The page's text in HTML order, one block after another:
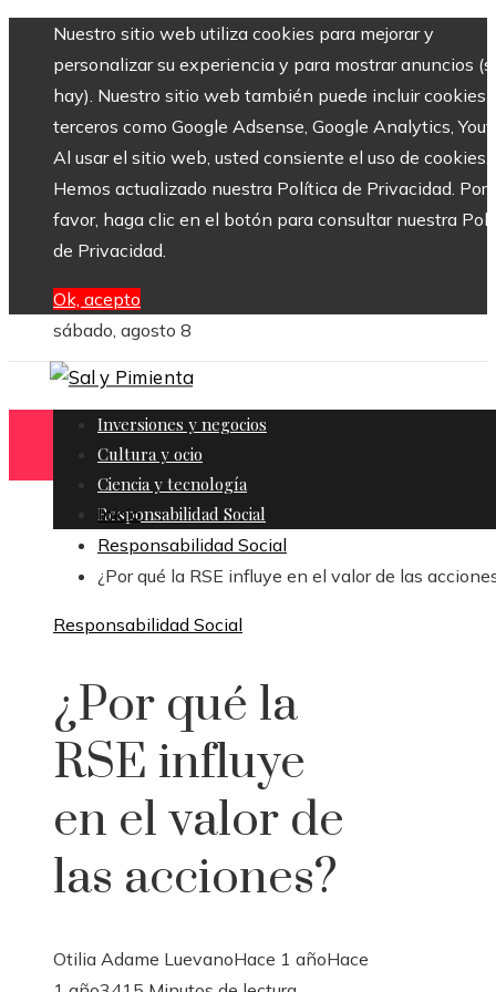
Nuestro sitio web utiliza cookies para mejorar y
personalizar su experiencia y para mostrar anuncios
hay). Nuestro sitio web también puede incluir cookies
terceros como Google Adsense, Google Analytics,
Al usar el sitio web, usted consiente el uso de cookies.
Hemos actualizado nuestra Política de Privacidad. Por
favor, haga clic en el botón para consultar nuestra
de Privacidad.
Ok, acepto
sábado, agosto 8
Inversiones y negocios
Cultura y ocio
Ciencia y tecnología
Responsabilidad Social
Inicio
Responsabilidad Social
¿Por qué la RSE influye en el valor de las
Responsabilidad Social
¿Por qué la
RSE influye
en el valor de
las acciones?
Otilia Adame LuevanoHace 1 añoHace